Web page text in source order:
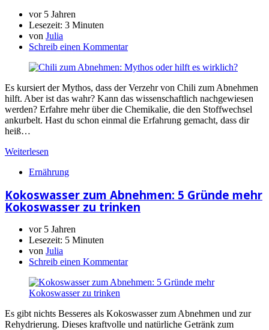
vor 5 Jahren
Lesezeit: 3 Minuten
von Julia
Schreib einen Kommentar
Es kursiert der Mythos, dass der Verzehr von Chili zum Abnehmen
hilft. Aber ist das wahr? Kann das wissenschaftlich nachgewiesen
werden? Erfahre mehr über die Chemikalie, die den Stoffwechsel
ankurbelt. Hast du schon einmal die Erfahrung gemacht, dass dir
heiß…
Weiterlesen
Ernährung
Kokoswasser zum Abnehmen: 5 Gründe mehr
Kokoswasser zu trinken
vor 5 Jahren
Lesezeit: 5 Minuten
von Julia
Schreib einen Kommentar
Es gibt nichts Besseres als Kokoswasser zum Abnehmen und zur
Rehydrierung. Dieses kraftvolle und natürliche Getränk zum